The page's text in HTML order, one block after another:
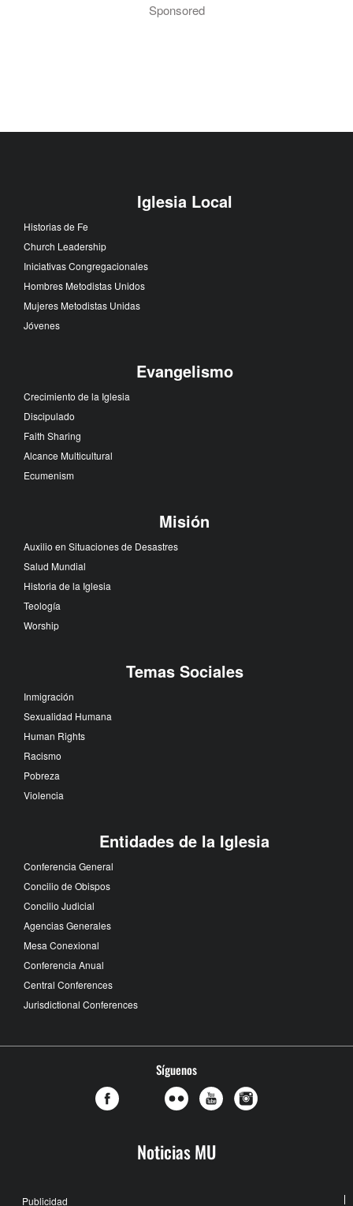
Sponsored
Iglesia Local
Historias de Fe
Church Leadership
Iniciativas Congregacionales
Hombres Metodistas Unidos
Mujeres Metodistas Unidas
Jóvenes
Evangelismo
Crecimiento de la Iglesia
Discipulado
Faith Sharing
Alcance Multicultural
Ecumenism
Misión
Auxilio en Situaciones de Desastres
Salud Mundial
Historia de la Iglesia
Teología
Worship
Temas Sociales
Inmigración
Sexualidad Humana
Human Rights
Racismo
Pobreza
Violencia
Entidades de la Iglesia
Conferencia General
Concilio de Obispos
Concilio Judicial
Agencias Generales
Mesa Conexional
Conferencia Anual
Central Conferences
Jurisdictional Conferences
Síguenos
Noticias MU
Publicidad